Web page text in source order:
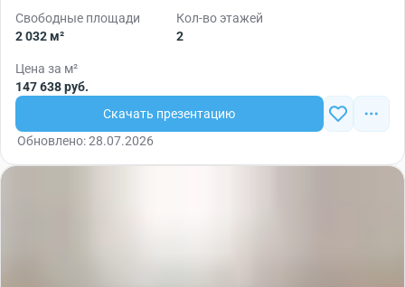
Свободные площади
2 032 м²
Кол-во этажей
2
Цена за м²
147 638 руб.
Скачать презентацию
Обновлено: 28.07.2026